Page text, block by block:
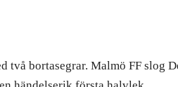
två bortasegrar. Malmö FF slog